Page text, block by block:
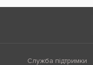
Служба підтримки